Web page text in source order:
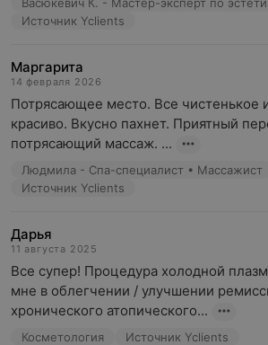
Источник Yclients
Маргарита
14 февраля 2026
Потрясающее место. Все чистенькое
красиво. Вкусно пахнет. Приятный
потрясающий массаж. ...
Людмила - Спа-специалист • Массажист
Источник Yclients
Дарья
11 августа 2025
Все супер! Процедура холодной
мне в облегчении / улучшении
хронического атопического...
Косметология Источник Yclients